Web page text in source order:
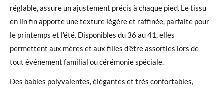
réglable, assure un ajustement précis à chaque pied. Le tissu
en lin fin apporte une texture légère et raffinée, parfaite pour
le printemps et l’été. Disponibles du 36 au 41, elles
permettent aux mères et aux filles d’être assorties lors de
tout événement familial ou cérémonie spéciale.
Des babies polyvalentes, élégantes et très confortables,